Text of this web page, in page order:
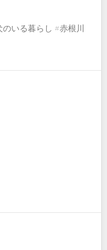
いる暮らし #赤根川